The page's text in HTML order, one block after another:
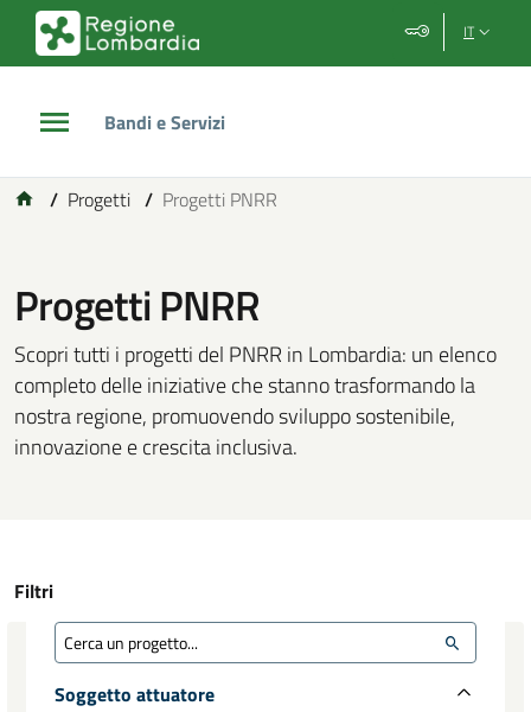
Vai al contenuto principale
Vai al footer IT
Bandi e Servizi
/ Progetti / Progetti PNRR
Progetti PNRR
Scopri tutti i progetti del PNRR in Lombardia: un elenco
completo delle iniziative che stanno trasformando la
nostra regione, promuovendo sviluppo sostenibile,
innovazione e crescita inclusiva.
Filtri
Soggetto attuatore